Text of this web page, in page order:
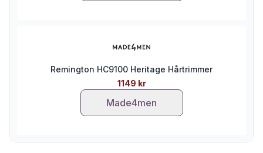
Remington HC9100 Heritage Hårtrimmer
1149 kr
Made4men